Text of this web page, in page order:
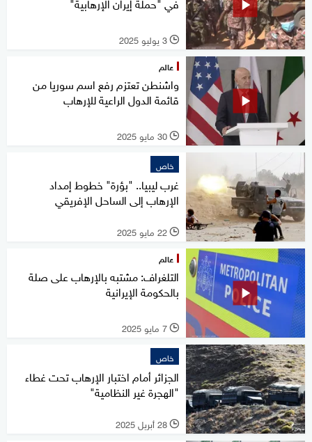
l 3 يوليو 2025
عالم
واشنطن تعتزم رفع اسم سوريا من
قائمة الدول الراعية للإرهاب
l 30 مايو 2025
خاص
غرب ليبيا.. "بؤرة" خطوط إمداد
الإرهاب إلى الساحل الإفريقي
l 22 مايو 2025
عالم
التلغراف: مشتبه بالإرهاب على صلة
بالحكومة الإيرانية
l 7 مايو 2025
خاص
الجزائر أمام اختبار الإرهاب تحت غطاء
"الهجرة غير النظامية"
l 28 أبريل 2025